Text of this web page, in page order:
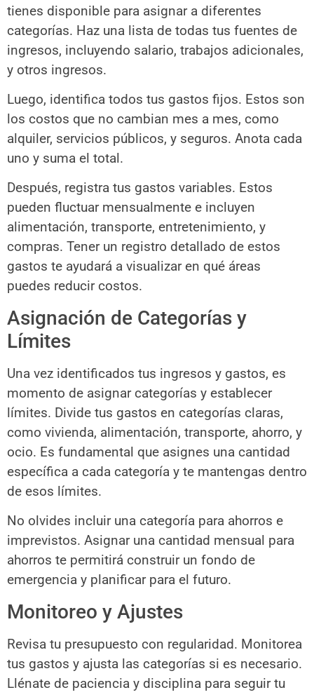
tienes disponible para asignar a diferentes
categorías. Haz una lista de todas tus fuentes de
ingresos, incluyendo salario, trabajos adicionales,
y otros ingresos.
Luego, identifica todos tus gastos fijos. Estos son
los costos que no cambian mes a mes, como
alquiler, servicios públicos, y seguros. Anota cada
uno y suma el total.
Después, registra tus gastos variables. Estos
pueden fluctuar mensualmente e incluyen
alimentación, transporte, entretenimiento, y
compras. Tener un registro detallado de estos
gastos te ayudará a visualizar en qué áreas
puedes reducir costos.
Asignación de Categorías y
Límites
Una vez identificados tus ingresos y gastos, es
momento de asignar categorías y establecer
límites. Divide tus gastos en categorías claras,
como vivienda, alimentación, transporte, ahorro, y
ocio. Es fundamental que asignes una cantidad
específica a cada categoría y te mantengas dentro
de esos límites.
No olvides incluir una categoría para ahorros e
imprevistos. Asignar una cantidad mensual para
ahorros te permitirá construir un fondo de
emergencia y planificar para el futuro.
Monitoreo y Ajustes
Revisa tu presupuesto con regularidad. Monitorea
tus gastos y ajusta las categorías si es necesario.
Llénate de paciencia y disciplina para seguir tu